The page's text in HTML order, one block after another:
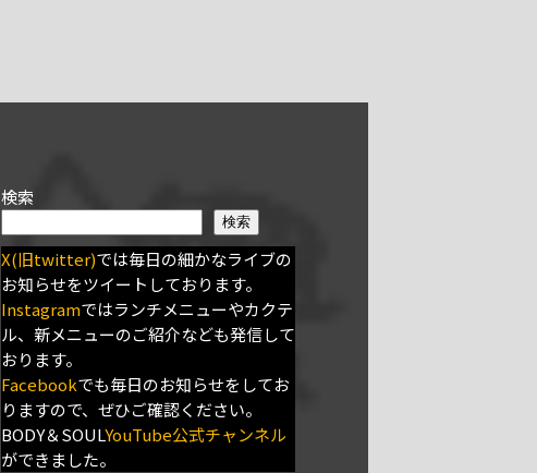
検索
検索
X(旧twitter)では毎日の細かなライブの
お知らせをツイートしております。
Instagramではランチメニューやカクテ
ル、新メニューのご紹介なども発信して
おります。
Facebookでも毎日のお知らせをしてお
りますので、ぜひご確認ください。
BODY＆SOULYouTube公式チャンネル
ができました。